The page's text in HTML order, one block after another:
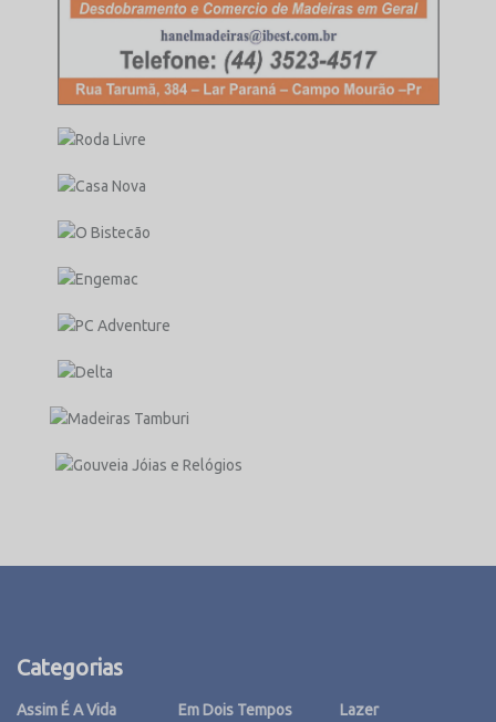
Categorias
Assim É A Vida
Em Dois Tempos
Lazer